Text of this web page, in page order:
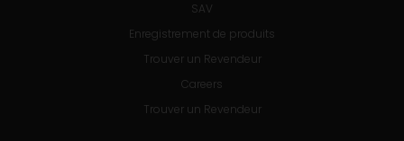
SAV
Enregistrement de produits
Trouver un Revendeur
Careers
Trouver un Revendeur